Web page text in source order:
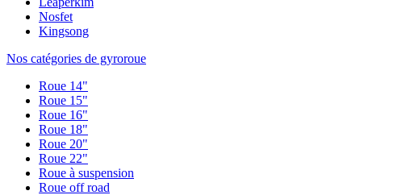
Nosfet
Kingsong
Nos catégories de gyroroue
Roue 14"
Roue 15"
Roue 16"
Roue 18"
Roue 20"
Roue 22"
Roue à suspension
Roue off road